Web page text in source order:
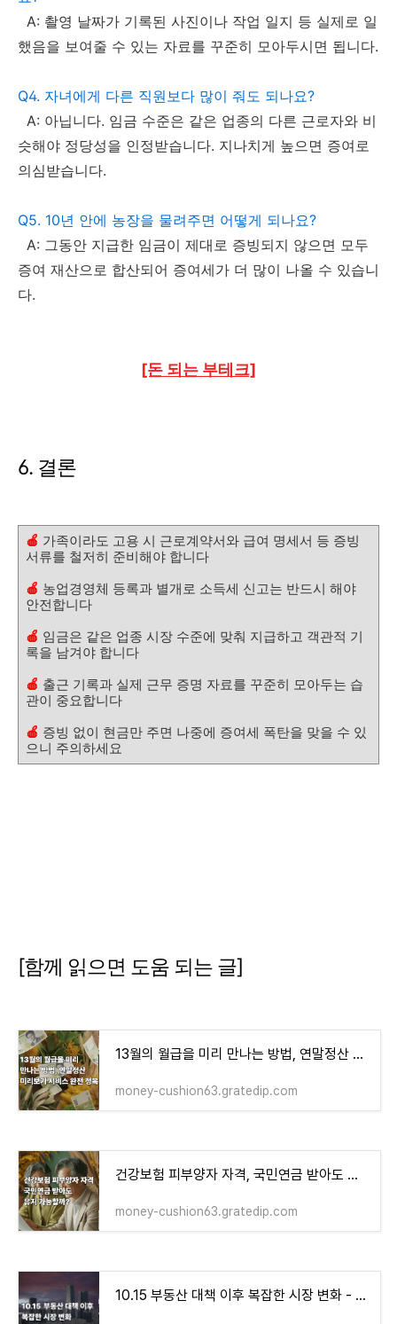
A: 촬영 날짜가 기록된 사진이나 작업 일지 등 실제로 일
했음을 보여줄 수 있는 자료를 꾸준히 모아두시면 됩니다.
Q4. 자녀에게 다른 직원보다 많이 줘도 되나요?
A: 아닙니다. 임금 수준은 같은 업종의 다른 근로자와 비
슷해야 정당성을 인정받습니다. 지나치게 높으면 증여로
의심받습니다.
Q5. 10년 안에 농장을 물려주면 어떻게 되나요?
A: 그동안 지급한 임금이 제대로 증빙되지 않으면 모두
증여 재산으로 합산되어 증여세가 더 많이 나올 수 있습니
다.
[돈 되는 부테크]
6. 결론
🍎 가족이라도 고용 시 근로계약서와 급여 명세서 등 증빙
서류를 철저히 준비해야 합니다
🍎 농업경영체 등록과 별개로 소득세 신고는 반드시 해야
안전합니다
🍎 임금은 같은 업종 시장 수준에 맞춰 지급하고 객관적 기
록을 남겨야 합니다
🍎 출근 기록과 실제 근무 증명 자료를 꾸준히 모아두는 습
관이 중요합니다
🍎 증빙 없이 현금만 주면 나중에 증여세 폭탄을 맞을 수 있
으니 주의하세요
[함께 읽으면 도움 되는 글]
13월의 월급을 미리 만나는 방법, 연말정산 미리보기 서비스 완전 정복
money-cushion63.gratedip.com
건강보험 피부양자 자격, 국민연금 받아도 유지 가능할까?
money-cushion63.gratedip.com
10.15 부동산 대책 이후 복잡한 시장 변화 - money-health